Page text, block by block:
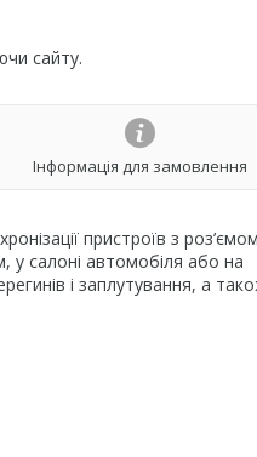
сайту.
Інформація для замовлення
пристроїв з
у салоні автомобіля або на
і заплутування, а